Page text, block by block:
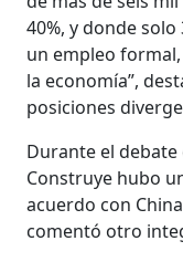
40%, y donde
un empleo
la economía”,
posiciones
Durante el debate
Construye hubo
acuerdo con
comentó otro